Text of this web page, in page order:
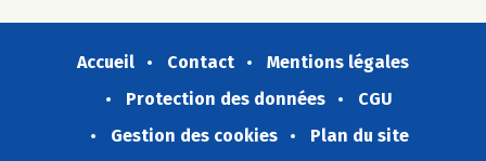
Accueil Contact
Mentions légales
Protection des données
CGU
Gestion des cookies
Plan du site